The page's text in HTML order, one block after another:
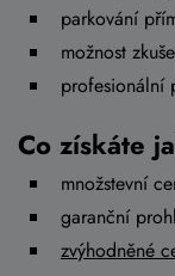
parkování
možnost
profesionální
Co získáte
množstevní
garanční
zvýhodněné